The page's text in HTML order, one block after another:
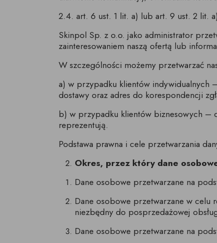
2.4. art. 6 ust. 1 lit. a) lub art. 9 ust. 2 lit.
Skinpol Sp. z o.o. jako administrator
zainteresowaniem naszą ofertą lub
W szczególności możemy przetwarzać
a) w przypadku klientów indywidualnych
dostawy oraz adres do korespondencji
b) w przypadku klientów biznesowych –
reprezentują.
Podstawa prawna i cele przetwarzania
Okres, przez który dane
Dane osobowe przetwarzane na
Dane osobowe przetwarzane w celu
niezbędny do posprzedażowej
Dane osobowe przetwarzane na